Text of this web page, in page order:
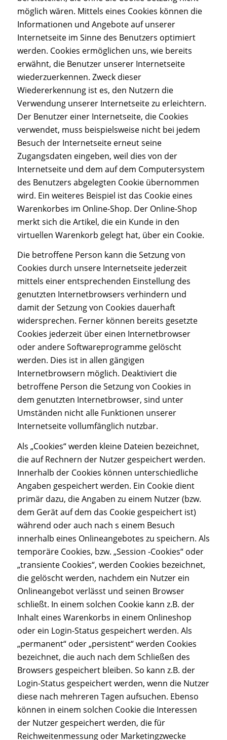
möglich wären. Mittels eines Cookies können die
Informationen und Angebote auf unserer
Internetseite im Sinne des Benutzers optimiert
werden. Cookies ermöglichen uns, wie bereits
erwähnt, die Benutzer unserer Internetseite
wiederzuerkennen. Zweck dieser
Wiedererkennung ist es, den Nutzern die
Verwendung unserer Internetseite zu erleichtern.
Der Benutzer einer Internetseite, die Cookies
verwendet, muss beispielsweise nicht bei jedem
Besuch der Internetseite erneut seine
Zugangsdaten eingeben, weil dies von der
Internetseite und dem auf dem Computersystem
des Benutzers abgelegten Cookie übernommen
wird. Ein weiteres Beispiel ist das Cookie eines
Warenkorbes im Online-Shop. Der Online-Shop
merkt sich die Artikel, die ein Kunde in den
virtuellen Warenkorb gelegt hat, über ein Cookie.
Die betroffene Person kann die Setzung von
Cookies durch unsere Internetseite jederzeit
mittels einer entsprechenden Einstellung des
genutzten Internetbrowsers verhindern und
damit der Setzung von Cookies dauerhaft
widersprechen. Ferner können bereits gesetzte
Cookies jederzeit über einen Internetbrowser
oder andere Softwareprogramme gelöscht
werden. Dies ist in allen gängigen
Internetbrowsern möglich. Deaktiviert die
betroffene Person die Setzung von Cookies in
dem genutzten Internetbrowser, sind unter
Umständen nicht alle Funktionen unserer
Internetseite vollumfänglich nutzbar.
Als „Cookies“ werden kleine Dateien bezeichnet,
die auf Rechnern der Nutzer gespeichert werden.
Innerhalb der Cookies können unterschiedliche
Angaben gespeichert werden. Ein Cookie dient
primär dazu, die Angaben zu einem Nutzer (bzw.
dem Gerät auf dem das Cookie gespeichert ist)
während oder auch nach s einem Besuch
innerhalb eines Onlineangebotes zu speichern. Als
temporäre Cookies, bzw. „Session -Cookies“ oder
„transiente Cookies“, werden Cookies bezeichnet,
die gelöscht werden, nachdem ein Nutzer ein
Onlineangebot verlässt und seinen Browser
schließt. In einem solchen Cookie kann z.B. der
Inhalt eines Warenkorbs in einem Onlineshop
oder ein Login-Status gespeichert werden. Als
„permanent“ oder „persistent“ werden Cookies
bezeichnet, die auch nach dem Schließen des
Browsers gespeichert bleiben. So kann z.B. der
Login-Status gespeichert werden, wenn die Nutzer
diese nach mehreren Tagen aufsuchen. Ebenso
können in einem solchen Cookie die Interessen
der Nutzer gespeichert werden, die für
Reichweitenmessung oder Marketingzwecke